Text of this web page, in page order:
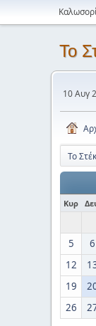
Το
10 Αυγ
Το
Κυρ
5
6
12
19
26